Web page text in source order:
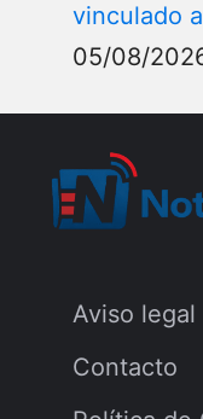
vinculado
05/08/
Aviso legal
Contacto